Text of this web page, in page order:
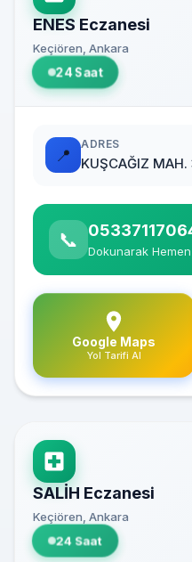
ENES Eczanesi
Keçiören, Ankara
24 Saat
📍
ADRES
KUŞCAĞIZ
📞 Dokunarak
Google Maps
Yol Tarifi Al
SALİH Eczanesi
Keçiören, Ankara
24 Saat